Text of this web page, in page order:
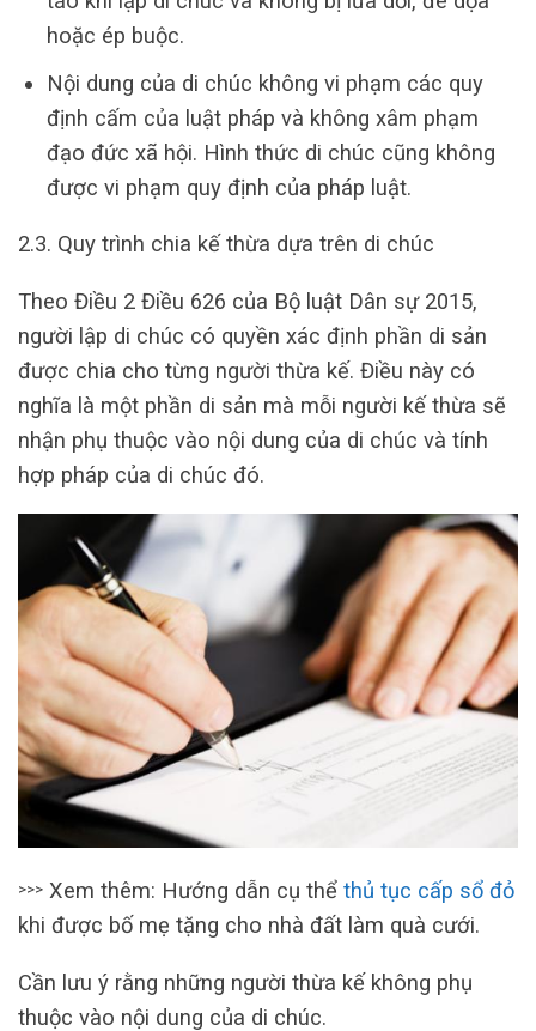
hoặc ép buộc.
Nội dung của di chúc không vi phạm các quy
định cấm của luật pháp và không xâm phạm
đạo đức xã hội. Hình thức di chúc cũng không
được vi phạm quy định của pháp luật.
2.3. Quy trình chia kế thừa dựa trên di chúc
Theo Điều 2 Điều 626 của Bộ luật Dân sự 2015,
người lập di chúc có quyền xác định phần di sản
được chia cho từng người thừa kế. Điều này có
nghĩa là một phần di sản mà mỗi người kế thừa sẽ
nhận phụ thuộc vào nội dung của di chúc và tính
hợp pháp của di chúc đó.
>>> Xem thêm: Hướng dẫn cụ thể thủ tục cấp sổ đỏ
khi được bố mẹ tặng cho nhà đất làm quà cưới.
Cần lưu ý rằng những người thừa kế không phụ
thuộc vào nội dung của di chúc.